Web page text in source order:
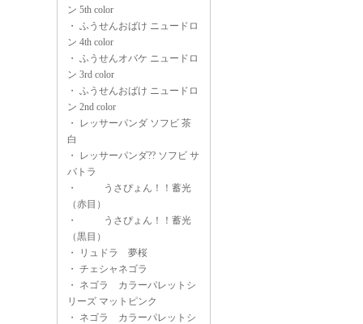
ン 5th color
・ ふうせんおばけ ニュードロ
ン 4th color
・ ふうせんオバケ ニュードロ
ン 3rd color
・ ふうせんおばけ ニュードロ
ン 2nd color
・
レッサーパンダ ソフビ 茶
白
・
レッサーパンダ?? ソフビ サ
バトラ
・
うさぴょん！！蓄光
（赤目）
・
うさぴょん！！蓄光
（黒目）
・
リュドラ 夢桜
・ チェシャネゴラ
・ ネゴラ カラーパレットシ
リーズ マットピンク
・ ネゴラ カラーパレットシ